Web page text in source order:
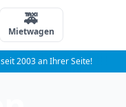
🚕
Mietwagen
seit 2003 an Ihrer Seite!